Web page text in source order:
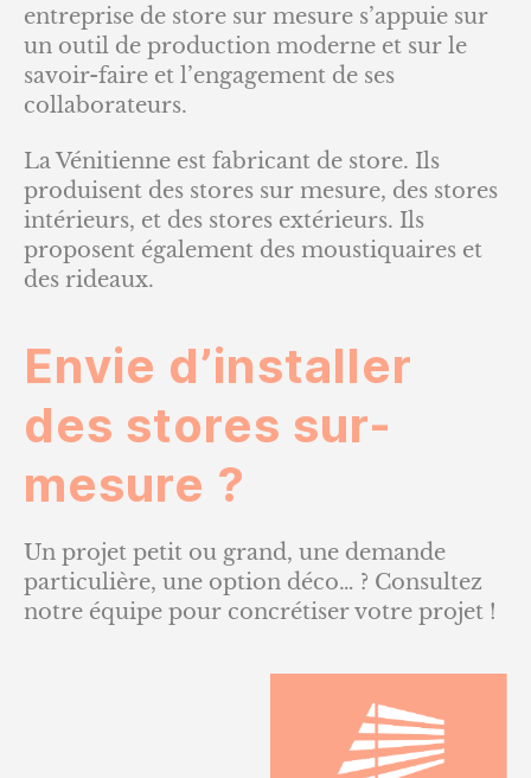
entreprise de store sur mesure s’appuie sur
un outil de production moderne et sur le
savoir-faire et l’engagement de ses
collaborateurs.
La Vénitienne est fabricant de store. Ils
produisent des stores sur mesure, des stores
intérieurs, et des stores extérieurs. Ils
proposent également des moustiquaires et
des rideaux.
Envie d’installer
des stores sur-
mesure ?
Un projet petit ou grand, une demande
particulière, une option déco… ? Consultez
notre équipe pour concrétiser votre projet !